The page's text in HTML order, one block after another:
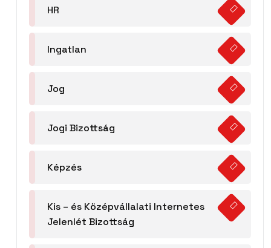
HR
Ingatlan
Jog
Jogi Bizottság
Képzés
Kis – és Középvállalati Internetes
Jelenlét Bizottság